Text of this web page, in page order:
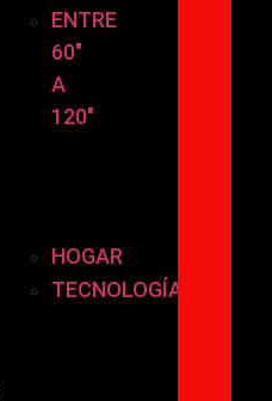
ENTRE
60″
A
120″
HOGAR
TECNOLOGÍA